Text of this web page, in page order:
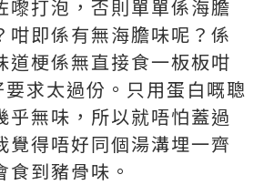
嚟打泡，否則單單係海膽
咁即係有無海膽味呢？係
道梗係無直接食一板板咁
求太過份。只用蛋白嘅聰
乎無味，所以就唔怕蓋過
覺得唔好同個湯溝埋一齊
到豬骨味。